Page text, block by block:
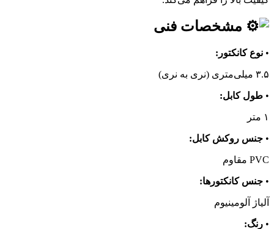
مشخصات فنی
• نوع کانکتور:
۳.۵ میلی‌متری (نری به نری)
• طول کابل:
۱ متر
• جنس روکش کابل:
PVC مقاوم
• جنس کانکتورها:
آلیاژ آلومینیوم
• رنگ: